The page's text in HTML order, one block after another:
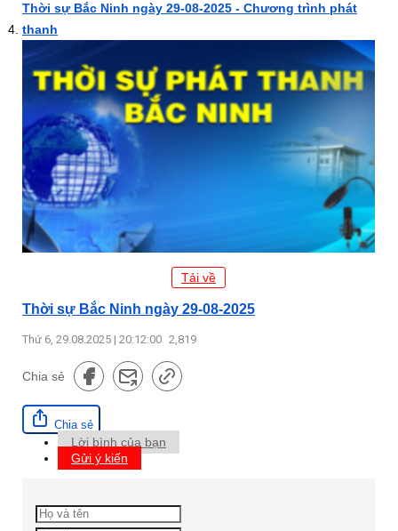
Thời sự Bắc Ninh ngày 29-08-2025 - Chương trình phát
thanh
Tải về
Thời sự Bắc Ninh ngày 29-08-2025
Thứ 6, 29.08.2025 | 20:12:00 2,819
Chia sẻ
Chia sẻ
Lời bình của bạn
Gửi ý kiến